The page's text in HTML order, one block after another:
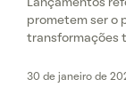
Lançamentos
prometem ser o
transformações
30 de janeiro de